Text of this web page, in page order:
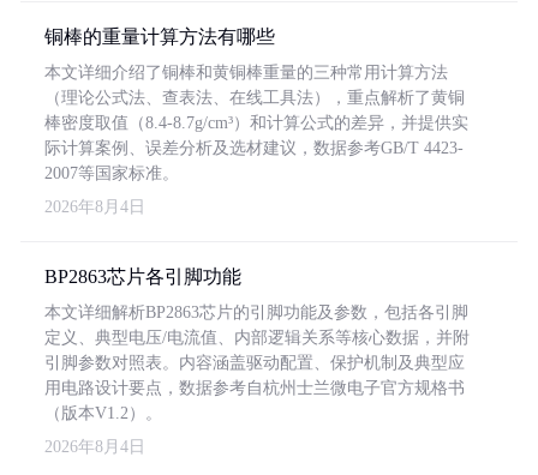
铜棒的重量计算方法有哪些
本文详细介绍了铜棒和黄铜棒重量的三种常用计算方法
（理论公式法、查表法、在线工具法），重点解析了黄铜
棒密度取值（8.4-8.7g/cm³）和计算公式的差异，并提供实
际计算案例、误差分析及选材建议，数据参考GB/T 4423-
2007等国家标准。
2026年8月4日
BP2863芯片各引脚功能
本文详细解析BP2863芯片的引脚功能及参数，包括各引脚
定义、典型电压/电流值、内部逻辑关系等核心数据，并附
引脚参数对照表。内容涵盖驱动配置、保护机制及典型应
用电路设计要点，数据参考自杭州士兰微电子官方规格书
（版本V1.2）。
2026年8月4日